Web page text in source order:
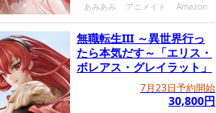
あみあみ アニメイト Amazon
無職転生III ～異世界行っ
たら本気だす～「エリス・
ボレアス・グレイラット」
7月23日予約開始
30,800円